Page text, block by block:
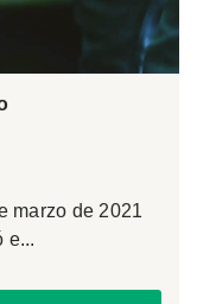
marzo de 2021
e...